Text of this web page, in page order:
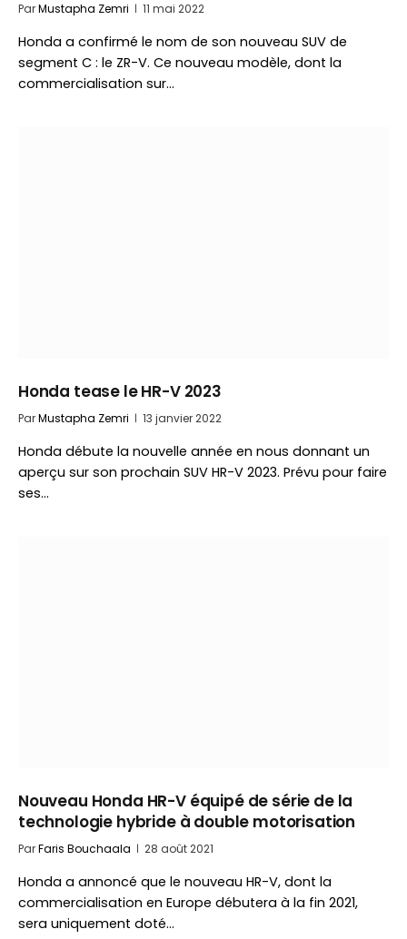
ParMustapha Zemri 11 mai 2022
Honda a confirmé le nom de son nouveau SUV de
segment C : le ZR-V. Ce nouveau modèle, dont la
commercialisation sur…
Honda tease le HR-V 2023
ParMustapha Zemri 13 janvier 2022
Honda débute la nouvelle année en nous donnant un
aperçu sur son prochain SUV HR-V 2023. Prévu pour faire
ses…
Nouveau Honda HR-V équipé de série de la
technologie hybride à double motorisation
ParFaris Bouchaala 28 août 2021
Honda a annoncé que le nouveau HR-V, dont la
commercialisation en Europe débutera à la fin 2021,
sera uniquement doté…